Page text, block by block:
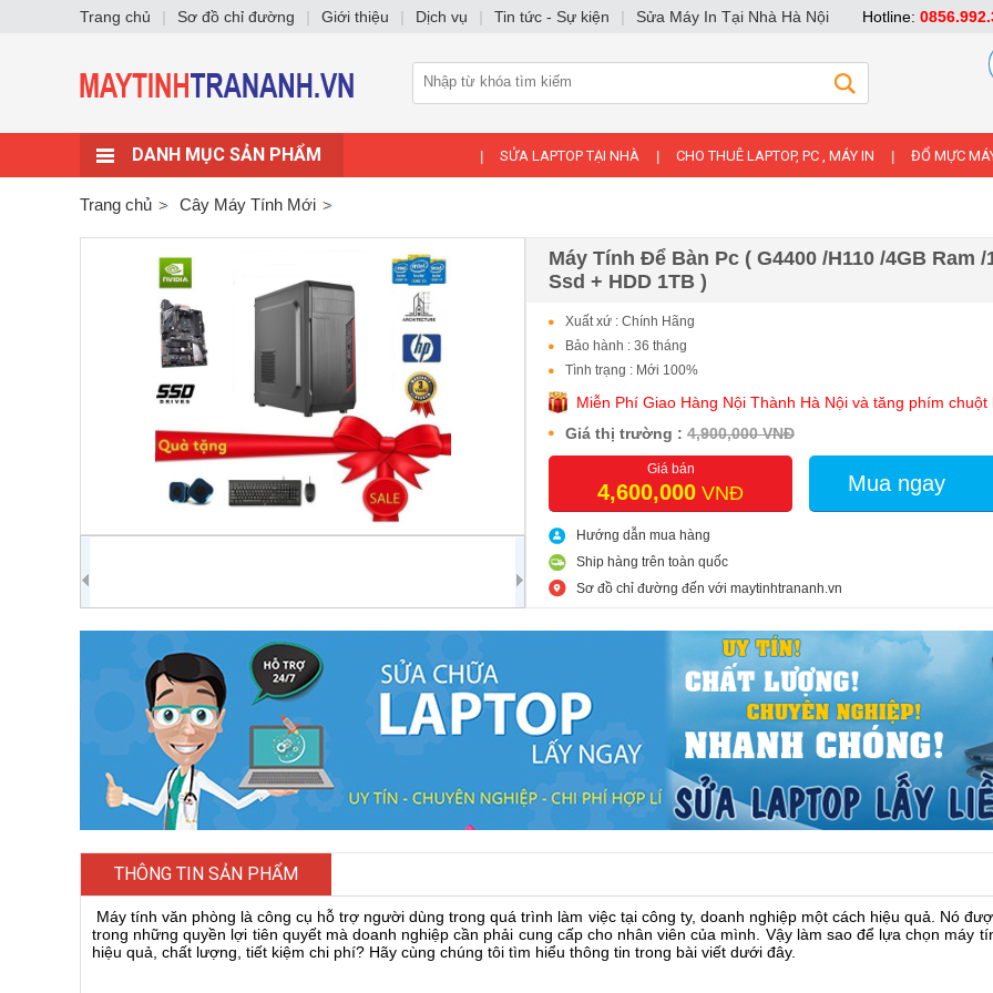
DANH MỤC SẢN PHẨM SỬA LAPTOP TẠI NHÀ CHO THUÊ LAPTOP, PC , MÁY IN ĐỔ MỰC
Trang chủ Cây Máy Tính Mới
Máy Tính Để Bàn Pc ( G4400 /H110 /4GB Ram /
Ssd + HDD 1TB )
Xuất xứ : Chính Hãng
Bảo hành : 36 tháng
Tình trạng : Mới 100%
Miễn Phí Giao Hàng Nội Thành Hà Nội và tăng phím chuột
Giá thị trường : 4,900,000 VNĐ
Giá bán
4,600,000 VNĐ Mua ngay
Hướng dẫn mua hàng
Ship hàng trên toàn quốc
Sơ đồ chỉ đường đến với maytinhtrananh.vn
THÔNG TIN SẢN PHẨM
Máy tính văn phòng là công cụ hỗ trợ người dùng trong quá trình làm việc tại công ty, doanh nghiệp một cách hiệu quả. Nó
trong những quyền lợi tiên quyết mà doanh nghiệp cần phải cung cấp cho nhân viên của mình. Vậy làm sao để lựa chọn máy
hiệu quả, chất lượng, tiết kiệm chi phí? Hãy cùng chúng tôi tìm hiểu thông tin trong bài viết dưới đây.
Trang chủ | Sơ đồ chỉ đường | Giới thiệu | Dịch vụ | Tin tức - Sự kiện | Sửa Máy In Tại Nhà Hà Nội Hotline: